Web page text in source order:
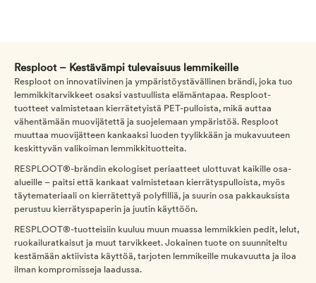
Resploot – Kestävämpi tulevaisuus lemmikeille
Resploot on innovatiivinen ja ympäristöystävällinen brändi, joka tuo
lemmikkitarvikkeet osaksi vastuullista elämäntapaa. Resploot-
tuotteet valmistetaan kierrätetyistä PET-pulloista, mikä auttaa
vähentämään muovijätettä ja suojelemaan ympäristöä. Resploot
muuttaa muovijätteen kankaaksi luoden tyylikkään ja mukavuuteen
keskittyvän valikoiman lemmikkituotteita.
RESPLOOT®-brändin ekologiset periaatteet ulottuvat kaikille osa-
alueille – paitsi että kankaat valmistetaan kierrätyspulloista, myös
täytemateriaali on kierrätettyä polyfilliä, ja suurin osa pakkauksista
perustuu kierrätyspaperin ja juutin käyttöön.
RESPLOOT®-tuotteisiin kuuluu muun muassa lemmikkien pedit, lelut,
ruokailuratkaisut ja muut tarvikkeet. Jokainen tuote on suunniteltu
kestämään aktiivista käyttöä, tarjoten lemmikeille mukavuutta ja iloa
ilman kompromisseja laadussa.